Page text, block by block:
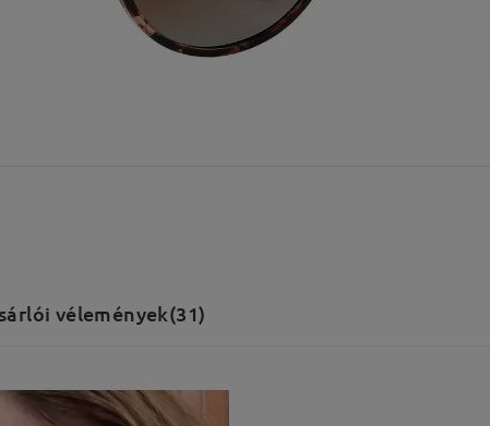
vélemények(31)